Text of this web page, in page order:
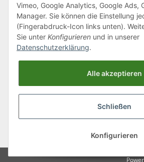
Klagenfurter Straße 29
9556 Liebenfels
Montag bis Donnerstag: 8:00 bis 16:30
Freitag: 8:00 bis 12:00 Uhr
Tel.:0043 (0) 4262 50900
office@cncshop.at
* Alle Preise inkl. gesetzlicher USt., zzgl.Versand, zzgl.
Vimeo, Google Analytics, Google Ads,
Manager. Sie können die Einstellung
(Fingerabdruck-Icon links unten).
Sie unter Konfigurieren und in unserer
Datenschutzerklärung.
Alle akzeptieren
Schließen
Konfigurieren